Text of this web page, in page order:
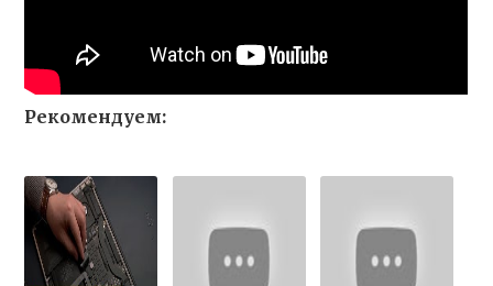
Рекомендуем: